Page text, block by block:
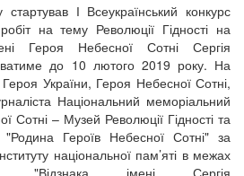
І Всеукраїнський конкурс
на тему Революції Гідності на
Героя Небесної Сотні Сергія
до 10 лютого 2019 року. На
України, Героя Небесної Сотні,
Національний меморіальний
Сотні – Музей Революції Гідності та
"Родина Героїв Небесної Сотні" за
національної пам’яті в межах
"Відзнака імені Сергія